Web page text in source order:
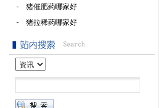
- 猪催肥药哪家好
- 猪拉稀药哪家好